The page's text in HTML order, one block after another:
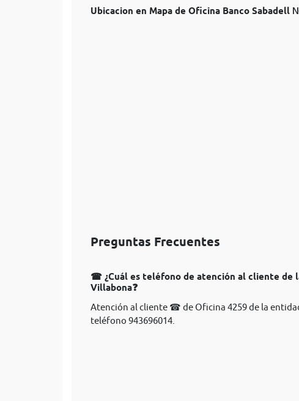
Ubicacion en Mapa de Oficina Banco Sabadell
Preguntas Frecuentes
☎ ¿Cuál es teléfono de atención al cliente de
Villabona❓
Atención al cliente ☎ de Oficina 4259 de la
teléfono 943696014.